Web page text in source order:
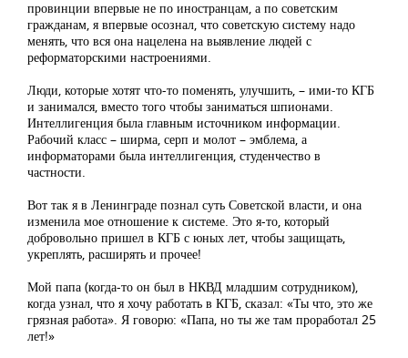
провинции впервые не по иностранцам, а по советским
гражданам, я впервые осознал, что советскую систему надо
менять, что вся она нацелена на выявление людей с
реформаторскими настроениями.
Люди, которые хотят что-то поменять, улучшить, – ими-то КГБ
и занимался, вместо того чтобы заниматься шпионами.
Интеллигенция была главным источником информации.
Рабочий класс – ширма, серп и молот – эмблема, а
информаторами была интеллигенция, студенчество в
частности.
Вот так я в Ленинграде познал суть Советской власти, и она
изменила мое отношение к системе. Это я-то, который
добровольно пришел в КГБ с юных лет, чтобы защищать,
укреплять, расширять и прочее!
Мой папа (когда-то он был в НКВД младшим сотрудником),
когда узнал, что я хочу работать в КГБ, сказал: «Ты что, это же
грязная работа». Я говорю: «Папа, но ты же там проработал 25
лет!»